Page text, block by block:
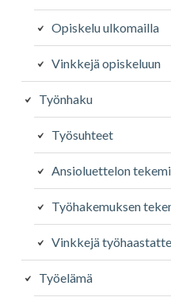
Opiskelu ulkomailla
Vinkkejä opiskeluun
Työnhaku
Työsuhteet
Ansioluettelon
Työhakemuksen
Vinkkejä
Työelämä